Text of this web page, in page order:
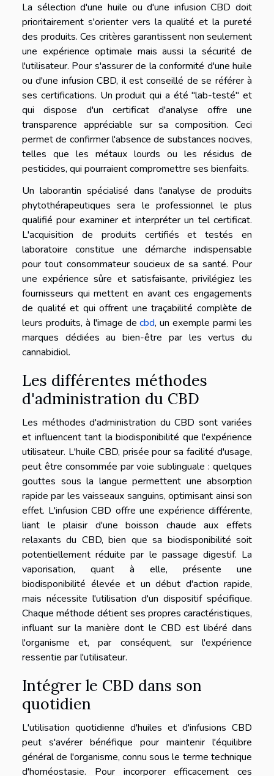
La sélection d'une huile ou d'une infusion CBD doit
prioritairement s'orienter vers la qualité et la pureté
des produits. Ces critères garantissent non seulement
une expérience optimale mais aussi la sécurité de
l'utilisateur. Pour s'assurer de la conformité d'une huile
ou d'une infusion CBD, il est conseillé de se référer à
ses certifications. Un produit qui a été "lab-testé" et
qui dispose d'un certificat d'analyse offre une
transparence appréciable sur sa composition. Ceci
permet de confirmer l'absence de substances nocives,
telles que les métaux lourds ou les résidus de
pesticides, qui pourraient compromettre ses bienfaits.
Un laborantin spécialisé dans l'analyse de produits
phytothérapeutiques sera le professionnel le plus
qualifié pour examiner et interpréter un tel certificat.
L'acquisition de produits certifiés et testés en
laboratoire constitue une démarche indispensable
pour tout consommateur soucieux de sa santé. Pour
une expérience sûre et satisfaisante, privilégiez les
fournisseurs qui mettent en avant ces engagements
de qualité et qui offrent une traçabilité complète de
leurs produits, à l'image decbd, un exemple parmi les
marques dédiées au bien-être par les vertus du
cannabidiol.
Les différentes méthodes
d'administration du CBD
Les méthodes d'administration du CBD sont variées
et influencent tant la biodisponibilité que l'expérience
utilisateur. L'huile CBD, prisée pour sa facilité d'usage,
peut être consommée par voie sublinguale : quelques
gouttes sous la langue permettent une absorption
rapide par les vaisseaux sanguins, optimisant ainsi son
effet. L'infusion CBD offre une expérience différente,
liant le plaisir d'une boisson chaude aux effets
relaxants du CBD, bien que sa biodisponibilité soit
potentiellement réduite par le passage digestif. La
vaporisation, quant à elle, présente une
biodisponibilité élevée et un début d'action rapide,
mais nécessite l'utilisation d'un dispositif spécifique.
Chaque méthode détient ses propres caractéristiques,
influant sur la manière dont le CBD est libéré dans
l'organisme et, par conséquent, sur l'expérience
ressentie par l'utilisateur.
Intégrer le CBD dans son
quotidien
L'utilisation quotidienne d'huiles et d'infusions CBD
peut s'avérer bénéfique pour maintenir l'équilibre
général de l'organisme, connu sous le terme technique
d'homéostasie. Pour incorporer efficacement ces